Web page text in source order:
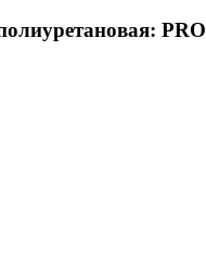
PRO